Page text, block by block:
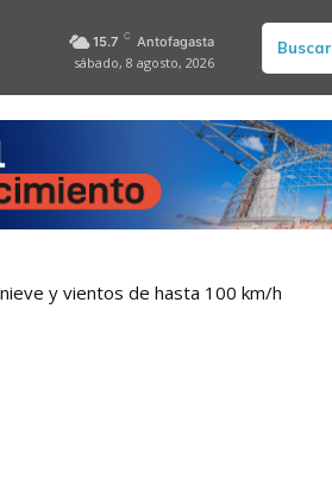
15.7 C Antofagasta
sábado, 8 agosto, 2026
Buscar
y vientos de hasta 100 km/h